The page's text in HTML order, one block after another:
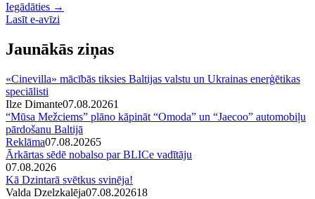
Iegādāties →
Lasīt e-avīzi
Jaunākās ziņas
«Cinevilla» mācībās tiksies Baltijas valstu un Ukrainas enerģētikas
speciālisti
Ilze Dimante07.08.20261
“Mūsa Mežciems” plāno kāpināt “Omoda” un “Jaecoo” automobiļu
pārdošanu Baltijā
Reklāma07.08.20265
Ārkārtas sēdē nobalso par BLICe vadītāju
07.08.2026
Kā Dzintarā svētkus svinēja!
Valda Dzelzkalēja07.08.202618